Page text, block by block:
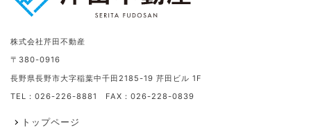
株式会社芹田不動産
〒380-0916
長野県長野市大字稲葉中千田2185-19 芹田ビル 1F
TEL：026-226-8881 FAX：026-228-0839
トップページ